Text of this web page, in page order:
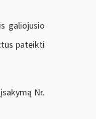
galiojusio
pateikti
Nr.